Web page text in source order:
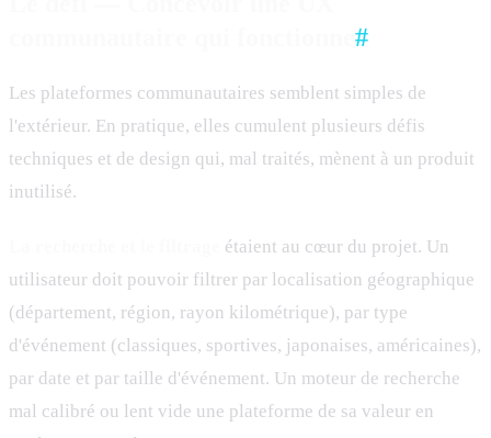
#
Les plateformes communautaires semblent simples de
l'extérieur. En pratique, elles cumulent plusieurs défis
techniques et de design qui, mal traités, mènent à un produit
inutilisé.
étaient au cœur du projet. Un
utilisateur doit pouvoir filtrer par localisation géographique
(département, région, rayon kilométrique), par type
d'événement (classiques, sportives, japonaises, américaines),
par date et par taille d'événement. Un moteur de recherche
mal calibré ou lent vide une plateforme de sa valeur en